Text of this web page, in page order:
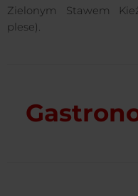
Zielonym Stawem
plese).